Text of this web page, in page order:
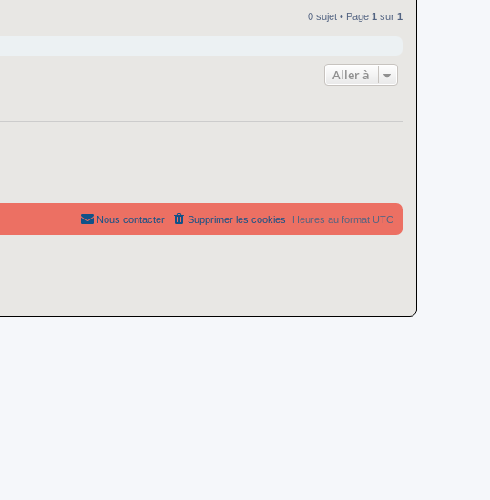
0 sujet • Page 1 sur 1
Aller à
Heures au format UTC
Supprimer les cookies
Nous contacter